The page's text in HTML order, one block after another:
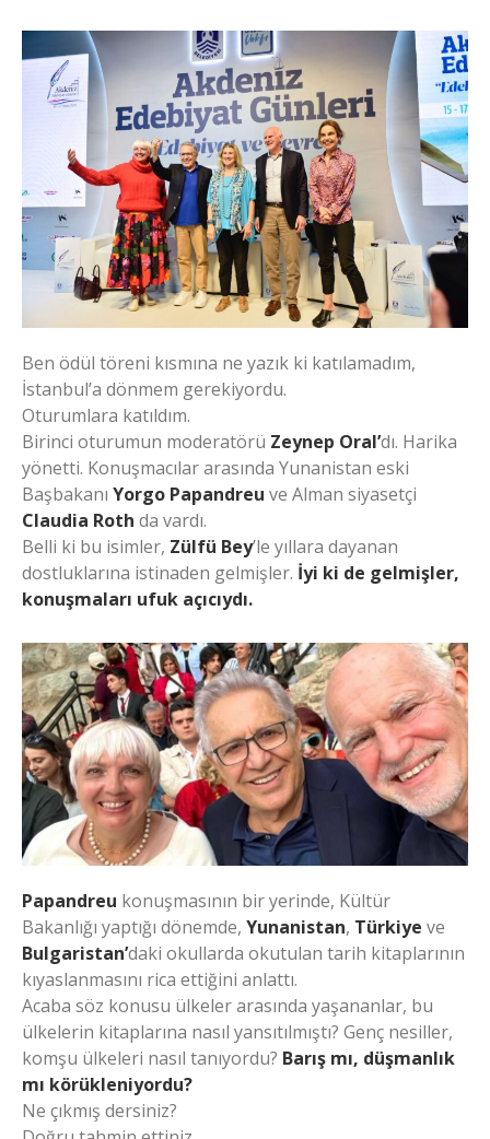
Ben ödül töreni kısmına ne yazık ki katılamadım,
İstanbul’a dönmem gerekiyordu.
Oturumlara katıldım.
Birinci oturumun moderatörü Zeynep Oral’dı. Harika
yönetti. Konuşmacılar arasında Yunanistan eski
Başbakanı Yorgo Papandreu ve Alman siyasetçi
Claudia Roth da vardı.
Belli ki bu isimler, Zülfü Bey’le yıllara dayanan
dostluklarına istinaden gelmişler. İyi ki de gelmişler,
konuşmaları ufuk açıcıydı.
Papandreu konuşmasının bir yerinde, Kültür
Bakanlığı yaptığı dönemde, Yunanistan, Türkiye ve
Bulgaristan’daki okullarda okutulan tarih kitaplarının
kıyaslanmasını rica ettiğini anlattı.
Acaba söz konusu ülkeler arasında yaşananlar, bu
ülkelerin kitaplarına nasıl yansıtılmıştı? Genç nesiller,
komşu ülkeleri nasıl tanıyordu? Barış mı, düşmanlık
mı körükleniyordu?
Ne çıkmış dersiniz?